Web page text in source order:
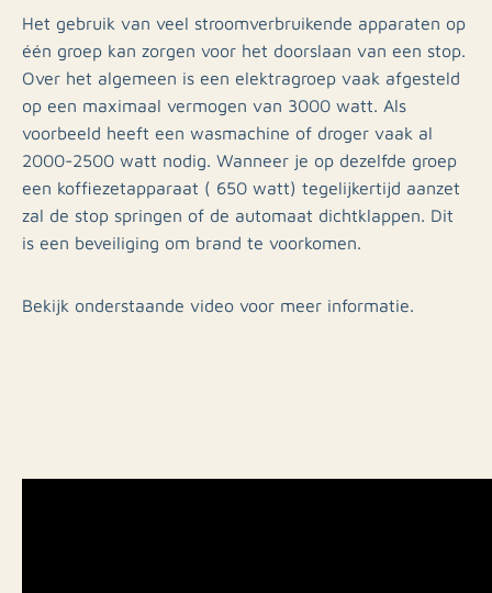
Het gebruik van veel stroomverbruikende apparaten op
één groep kan zorgen voor het doorslaan van een stop.
Over het algemeen is een elektragroep vaak afgesteld
op een maximaal vermogen van 3000 watt. Als
voorbeeld heeft een wasmachine of droger vaak al
2000-2500 watt nodig. Wanneer je op dezelfde groep
een koffiezetapparaat ( 650 watt) tegelijkertijd aanzet
zal de stop springen of de automaat dichtklappen. Dit
is een beveiliging om brand te voorkomen.
Bekijk onderstaande video voor meer informatie.